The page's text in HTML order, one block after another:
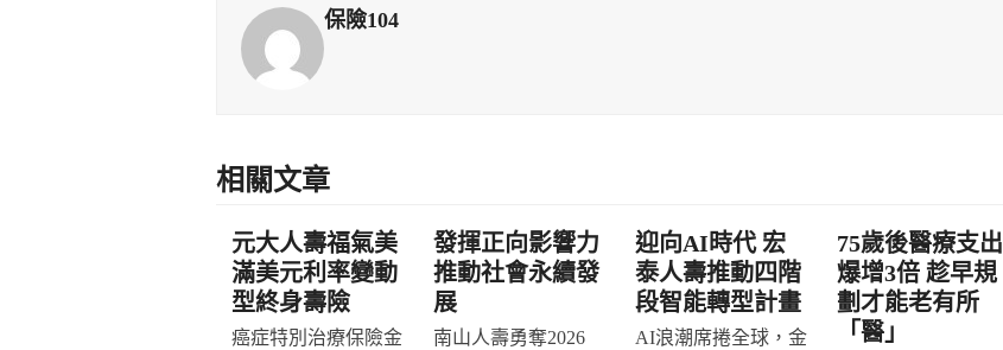
保險104
相關文章
元大人壽福氣美
滿美元利率變動
型終身壽險
癌症特別治療保險金
發揮正向影響力
推動社會永續發
展
南山人壽勇奪2026
迎向AI時代 宏
泰人壽推動四階
段智能轉型計畫
AI浪潮席捲全球，金
75歲後醫療支出
爆增3倍 趁早規
劃才能老有所
「醫」